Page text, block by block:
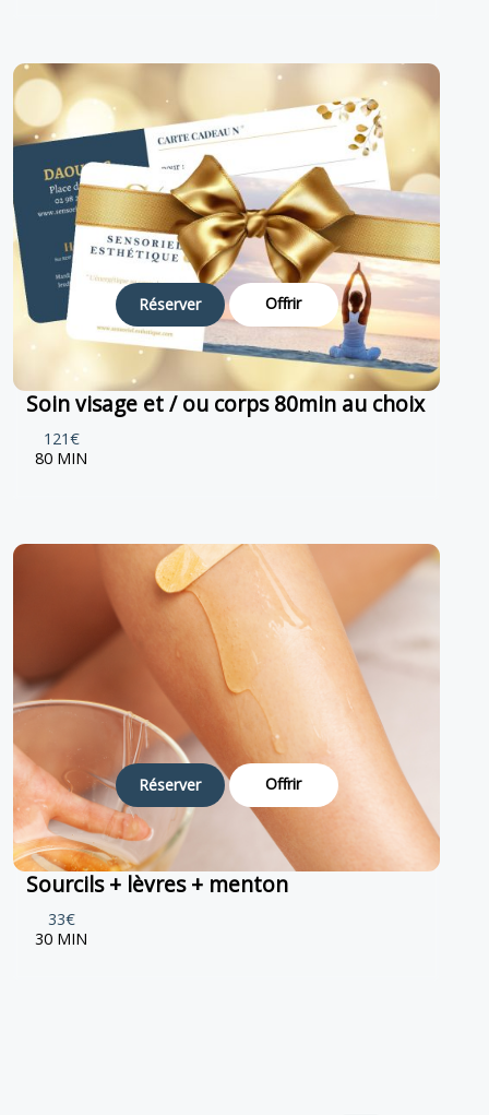
Réserver Offrir
Soin visage et / ou corps 80min au choix
121€
80 MIN
Réserver Offrir
Sourcils + lèvres + menton
33€
30 MIN